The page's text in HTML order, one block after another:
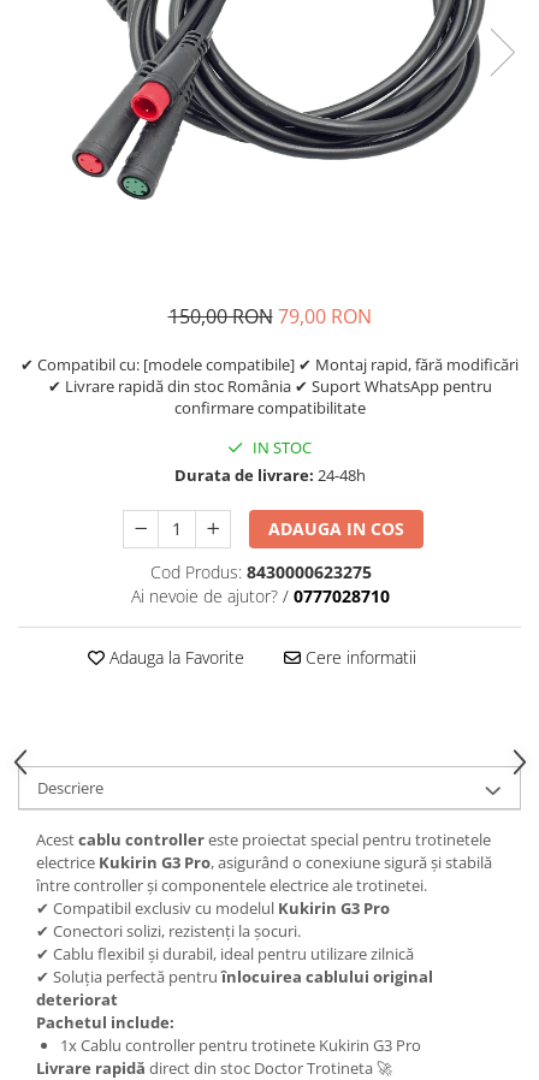
https://www.doctortrotineta.ro/lumini
Stop trotineta
https://www.doctortrotineta.ro/cadru
Aparatori (aripi)
150,00 RON 79,00 RON
✔ Compatibil cu: [modele compatibile] ✔ Montaj rapid, fără modificări
✔ Livrare rapidă din stoc România ✔ Suport WhatsApp pentru
confirmare compatibilitate
IN STOC
Durata de livrare: 24-48h
ADAUGA IN COS
Cod Produs: 8430000623275
Ai nevoie de ajutor? / 0777028710
Adauga la Favorite Cere informatii
Descriere
Acestcablu controllereste proiectat special pentru trotinetele
electrice Kukirin G3 Pro, asigurând o conexiune sigură și stabilă
între controller și componentele electrice ale trotinetei.
✔ Compatibil exclusiv cu modelul Kukirin G3 Pro
✔ Conectori solizi, rezistenți la șocuri.
✔ Cablu flexibil și durabil, ideal pentru utilizare zilnică
✔ Soluția perfectă pentruînlocuirea cablului original
deteriorat
Pachetul include:
1x Cablu controller pentru trotinete Kukirin G3 Pro
Livrare rapidă direct din stoc Doctor Trotineta 🚀